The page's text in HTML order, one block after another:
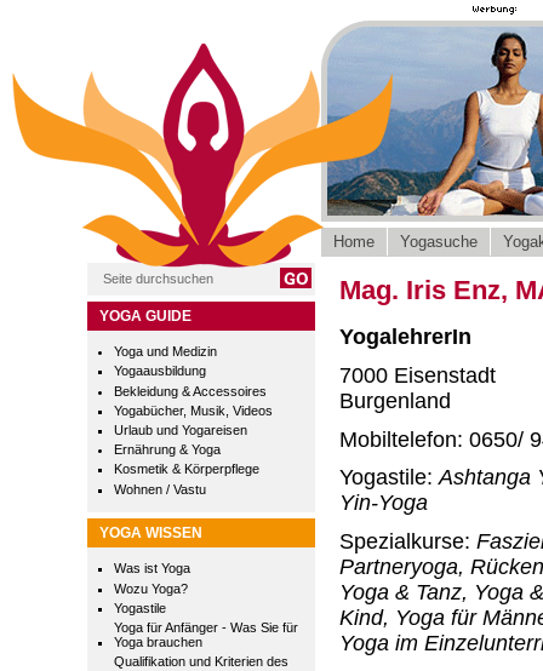
YOGA GUIDE
Yoga und Medizin
Yogaausbildung
Bekleidung & Accessoires
Yogabücher, Musik, Videos
Urlaub und Yogareisen
Ernährung & Yoga
Kosmetik & Körperpflege
Wohnen / Vastu
YOGA WISSEN
Was ist Yoga
Wozu Yoga?
Yogastile
Yoga für Anfänger - Was Sie für
Yoga brauchen
Qualifikation und Kriterien des
Home Yogasuche
Mag. Iris Enz,
YogalehrerIn
7000 Eisenstadt
Burgenland
Mobiltelefon: 0650/
Yogastile:Ashtanga
Yin-Yoga
Spezialkurse:
Partneryoga,
Yoga & Tanz, Yoga
Kind, Yoga für
Yoga im